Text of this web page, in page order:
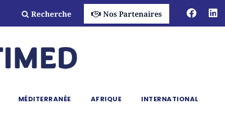
Recherche Nos Partenaires
MÉDITERRANÉE AFRIQUE INTERNATIONAL